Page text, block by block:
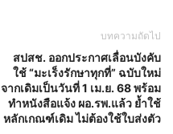
บทความถัดไป
สปสช. ออกประกาศเลื่อนบังคับ
ใช้ “มะเร็งรักษาทุกที่” ฉบับใหม่
จากเดิมเป็นวันที่ 1 เม.ย. 68 พร้อม
ทำหนังสือแจ้ง ผอ.รพ.แล้ว ย้ำใช้
หลักเกณฑ์เดิม ไม่ต้องใช้ใบส่งตัว